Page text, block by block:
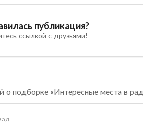
публикация?
ссылкой с друзьями!
о подборке «Интересные места в